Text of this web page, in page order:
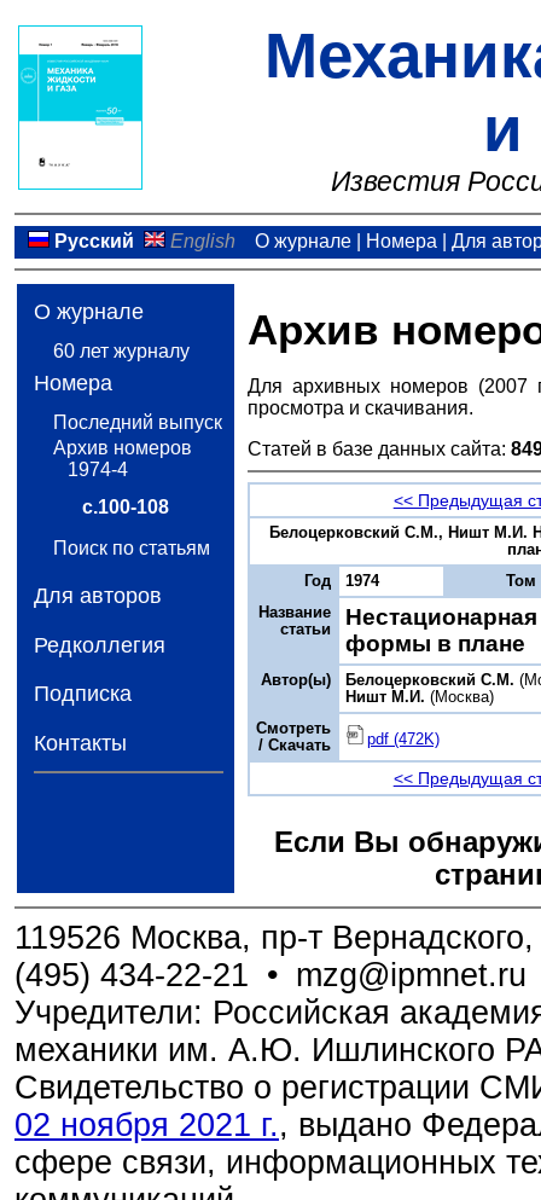
и
Известия
Русский English О журнале| Номера Для
О журнале
60 лет журналу
Номера
Последний выпуск
Архив номеров
1974-4
с.100-108
Поиск по статьям
Для авторов
Редколлегия
Подписка
Контакты
Архив
Для архивных номеров (2007
просмотра и скачивания.
Статей в базе данных сайта:
<< Предыдущая
Белоцерковский С.М., Ништ М.И.
Год
1974
Том
Название
статьи
формы в плане
Автор(ы) Белоцерковский С.М.
Ништ М.И. (Москва)
Смотреть
/ Скачать
pdf (472K)
<< Предыдущая
Если Вы
119526 Москва, пр-т
(495) 434-22-21 • mzg@ipmnet.ru
Учредители: Российская
механики им. А.Ю. Ишлинского
Свидетельство о регистрации
02 ноября 2021 г., выдано
сфере связи, информационных